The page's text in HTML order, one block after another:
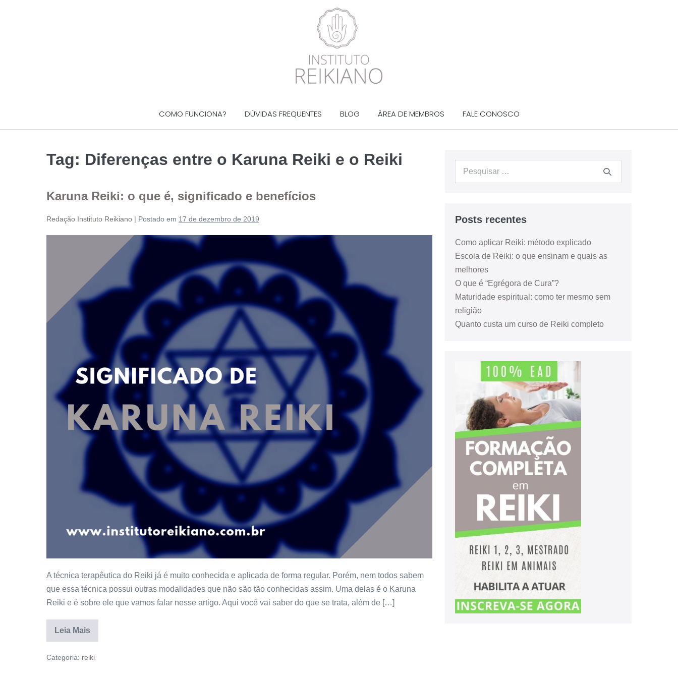
COMO FUNCIONA? DÚVIDAS FREQUENTES BLOG ÁREA DE MEMBROS FALE CONOSCO
Tag: Diferenças entre o Karuna Reiki e o Reiki
Karuna Reiki: o que é, significado e benefícios
Redação Instituto Reikiano | Postado em 17 de dezembro de 2019
A técnica terapêutica do Reiki já é muito conhecida e aplicada de forma regular. Porém, nem todos sabem
que essa técnica possui outras modalidades que não são tão conhecidas assim. Uma delas é o Karuna
Reiki e é sobre ele que vamos falar nesse artigo. Aqui você vai saber do que se trata, além de […]
Leia Mais
Categoria: reiki
Posts recentes
Como aplicar Reiki: método explicado
Escola de Reiki: o que ensinam e quais as
melhores
O que é “Egrégora de Cura”?
Maturidade espiritual: como ter mesmo sem
religião
Quanto custa um curso de Reiki completo